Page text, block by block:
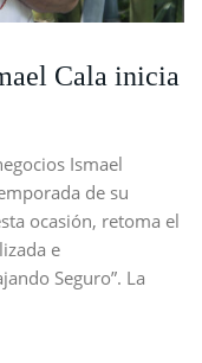
Cala inicia
Ismael
de su
ocasión, retoma el
e
Seguro”. La